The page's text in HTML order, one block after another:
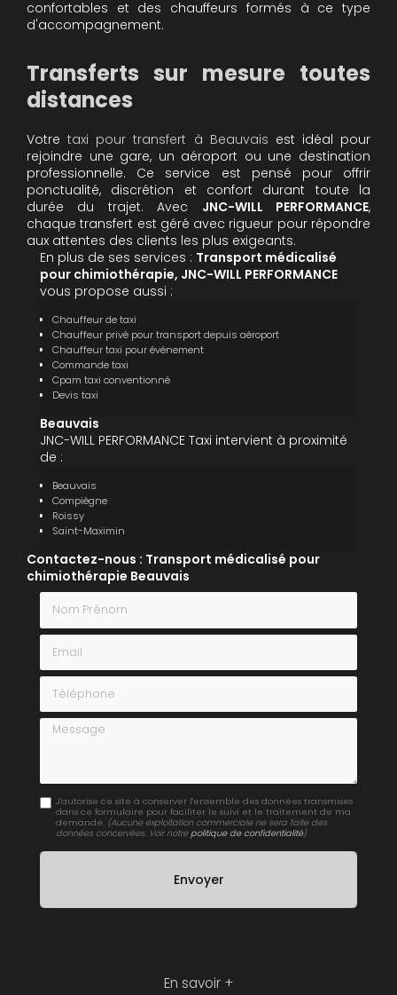
confortables et des chauffeurs formés à ce type
d'accompagnement.
Transferts sur mesure toutes
distances
Votretaxi pour transfert à Beauvais est idéal pour
rejoindre une gare, un aéroport ou une destination
professionnelle. Ce service est pensé pour offrir
ponctualité, discrétion et confort durant toute la
durée du trajet. Avec JNC-WILL PERFORMANCE,
chaque transfert est géré avec rigueur pour répondre
aux attentes des clients les plus exigeants.
En plus de ses services : Transport médicalisé
pour chimiothérapie, JNC-WILL PERFORMANCE
vous propose aussi :
Chauffeur de taxi
Chauffeur privé pour transport depuis aéroport
Chauffeur taxi pour événement
Commande taxi
Cpam taxi conventionné
Devis taxi
Beauvais
JNC-WILL PERFORMANCE Taxi intervient à proximité
de :
Beauvais
Compiègne
Roissy
Saint-Maximin
Contactez-nous : Transport médicalisé pour
chimiothérapie Beauvais
Nom Prénom
Email
Téléphone
Message
J'autorise ce site à conserver l'ensemble des données transmises
dans ce formulaire pour faciliter le suivi et le traitement de ma
demande. (Aucune exploitation commerciale ne sera faite des
données concervées. Voir notre politique de confidentialité)
En savoir +